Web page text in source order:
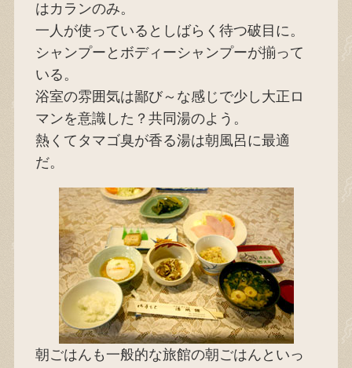
はカランのみ。
一人が使っているとしばらく待つ破目に。
シャンプーとボディーシャンプーが揃って
いる。
浴室の雰囲気は鄙び～な感じで少し大正ロ
マンを意識した？共同湯のよう。
熱くてタマゴ臭が香る湯は朝風呂に最適
だ。
朝ごはんも一般的な旅館の朝ごはんといっ